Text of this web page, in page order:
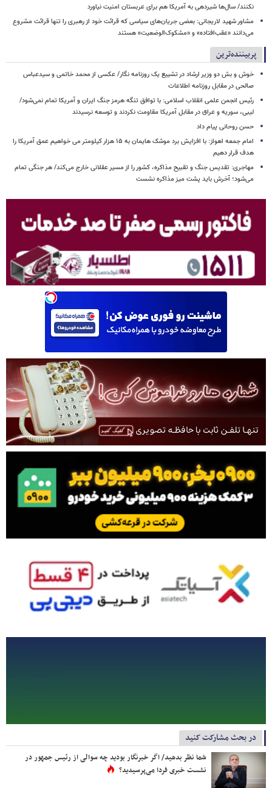
نکنند/ سال‌ها شیردهی به آمریکا هم برای عربستان امنیت نیاورد
مشاور شهید لاریجانی: بعضی جریان‌های سیاسی که قرائت خود از رهبری را تنها قرائت مشروع
می‌دانند «عقب‌افتاده» و «مشکوک‌الوضعیت» هستند
پربیننده‌ترین
خوش و بش دو وزیر ارشاد در تشییع یک روزنامه نگار/ عکسی از محمد خاتمی و سیدعباس
صالحی در مقابل روزنامه اطلاعات
رئیس انجمن علمی انقلاب اسلامی: با توافق تنگه هرمز جنگ ایران و آمریکا تمام نمی‌شود/
لیبی، سوریه و عراق در مقابل آمریکا مقاومت نکردند و توسعه نرسیدند
حسن روحانی پیام داد
امام‌ جمعه اهواز: با افزایش برد موشک هایمان به ۱۵ هزار کیلومتر می خواهیم عمق آمریکا را
هدف قرار دهیم
مهاجری: تقدیس جنگ و تقبیح مذاکره، کشور را از مسیر عقلانی خارج می‌کند/ هر جنگی تمام
می‌شود؛ آخرش باید پشت میز مذاکره نشست
در بحث مشارکت کنید
شما نظر بدهید/ اگر خبرنگار بودید چه سوالی از رئیس جمهور در
نشست خبری فردا می‌پرسیدید؟